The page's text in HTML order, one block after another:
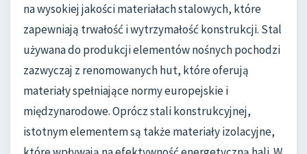
na wysokiej jakości materiałach stalowych, które
zapewniają trwałość i wytrzymałość konstrukcji. Stal
używana do produkcji elementów nośnych pochodzi
zazwyczaj z renomowanych hut, które oferują
materiały spełniające normy europejskie i
międzynarodowe. Oprócz stali konstrukcyjnej,
istotnym elementem są także materiały izolacyjne,